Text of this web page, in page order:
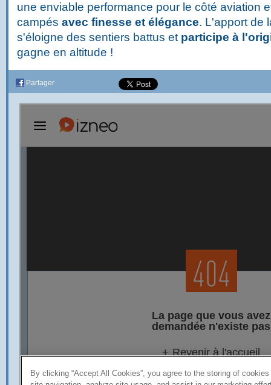
une enviable performance pour le côté aviation
campés avec finesse et élégance. L'apport de
s'éloigne des sentiers battus et participe à
gagne en altitude !
Partager